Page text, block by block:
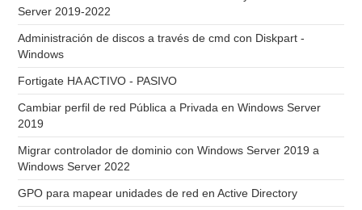
Server 2019-2022
Administración de discos a través de cmd con Diskpart -
Windows
Fortigate HA ACTIVO - PASIVO
Cambiar perfil de red Pública a Privada en Windows Server
2019
Migrar controlador de dominio con Windows Server 2019 a
Windows Server 2022
GPO para mapear unidades de red en Active Directory